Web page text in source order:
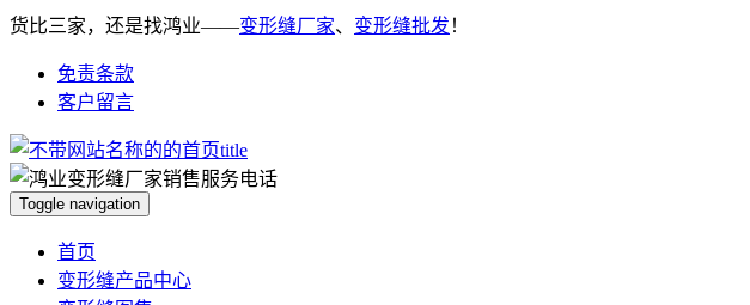
货比三家，还是找鸿业——变形缝厂家、 变形缝批发 ！
免责条款
客户留言
Toggle navigation
首页
变形缝产品中心